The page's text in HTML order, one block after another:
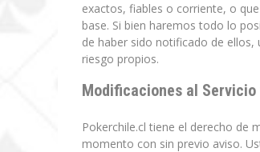
exactos, fiables o corriente, o
base. Si bien haremos todo lo
de haber sido notificado de
riesgo propios.
Modificaciones al
Pokerchile.cl tiene el derecho de
momento con sin previo aviso.